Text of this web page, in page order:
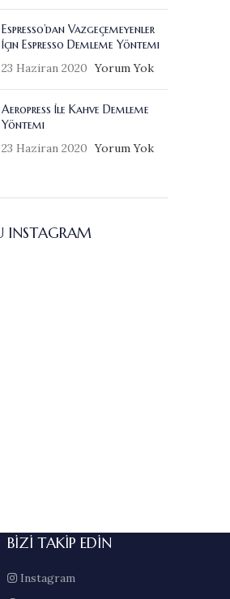
Espresso’dan Vazgeçemeyenler
İçin Espresso Demleme Yöntemi
23 Haziran 2020 Yorum Yok
Aeropress İle Kahve Demleme
Yöntemi
23 Haziran 2020 Yorum Yok
INSTAGRAM
BIZI TAKIP EDIN
Instagram